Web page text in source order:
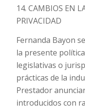
14. CAMBIOS EN
PRIVACIDAD
Fernanda Bayon
la presente
legislativas o
prácticas de la
Prestador
introducidos con